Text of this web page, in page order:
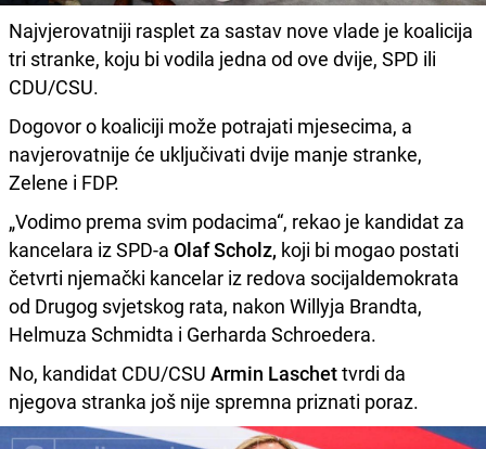
Najvjerovatniji rasplet za sastav nove vlade je koalicija
tri stranke, koju bi vodila jedna od ove dvije, SPD ili
CDU/CSU.
Dogovor o koaliciji može potrajati mjesecima, a
navjerovatnije će uključivati dvije manje stranke,
Zelene i FDP.
„Vodimo prema svim podacima“, rekao je kandidat za
kancelara iz SPD-a Olaf Scholz, koji bi mogao postati
četvrti njemački kancelar iz redova socijaldemokrata
od Drugog svjetskog rata, nakon Willyja Brandta,
Helmuza Schmidta i Gerharda Schroedera.
No, kandidat CDU/CSU Armin Laschettvrdi da
njegova stranka još nije spremna priznati poraz.